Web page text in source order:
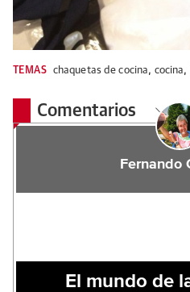
TEMAS chaquetas de cocina, cocina,
Comentarios
Fernando
El mundo de